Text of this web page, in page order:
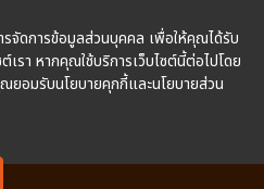
จัดการข้อมูลส่วนบุคคล เพื่อให้คุณได้รับ
รา หากคุณใช้บริการเว็บไซต์นี้ต่อไปโดย
ยอมรับนโยบายคุกกี้และนโยบายส่วน